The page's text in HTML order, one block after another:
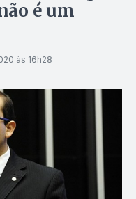
é um
às 16h28